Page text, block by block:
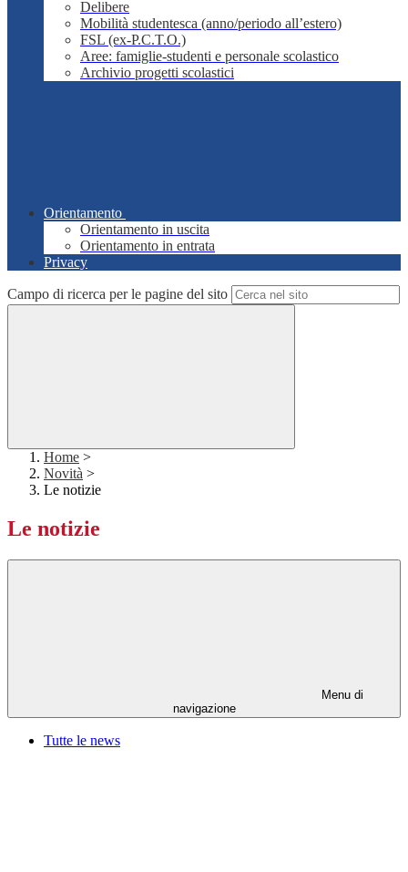
Delibere
Mobilità studentesca (anno/periodo all’estero)
FSL (ex-P.C.T.O.)
Aree: famiglie-studenti e personale scolastico
Archivio progetti scolastici
Orientamento
Orientamento in uscita
Orientamento in entrata
Privacy
Campo di ricerca per le pagine del sito
Home >
Novità >
Le notizie
Le notizie
Menu di
navigazione
Tutte le news